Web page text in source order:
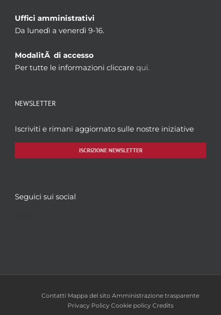
Uffici amministrativi
Da lunedì a venerdì 9-16.
ModalitÃ di accesso
Per tutte le informazioni cliccare qui.
NEWSLETTER
Iscriviti e rimani aggiornato sulle nostre iniziative
ISCRIZIONE NEWSLETTER
Seguici sui social
Contatti Mappa del sito Amministrazione trasparente
Privacy Policy Cookie policy Credits